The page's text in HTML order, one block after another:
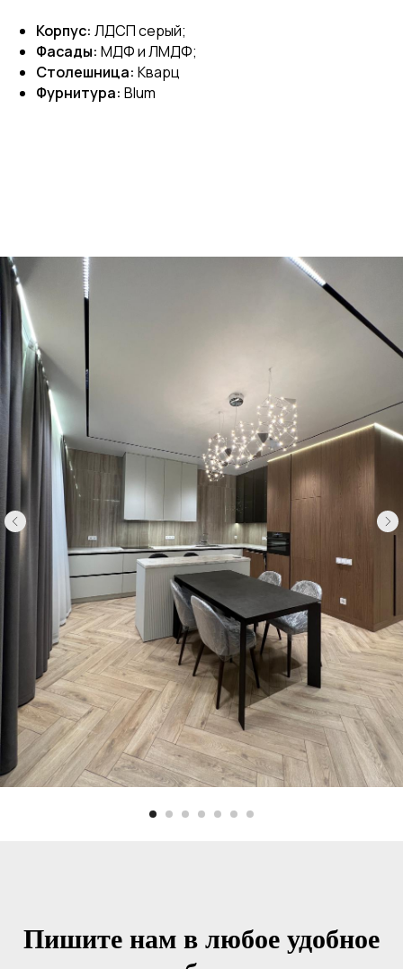
Корпус: ЛДСП серый;
Фасады: МДФ и ЛМДФ;
Столешница: Кварц
Фурнитура: Blum
Пишите нам в любое удобное